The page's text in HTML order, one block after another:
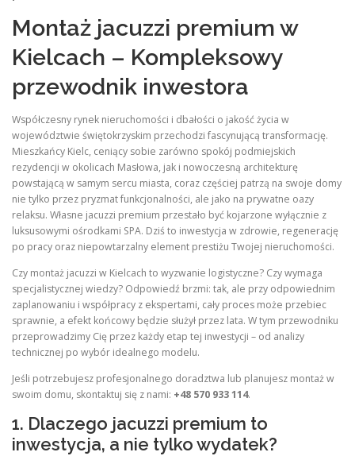
Montaż jacuzzi premium w
Kielcach – Kompleksowy
przewodnik inwestora
Współczesny rynek nieruchomości i dbałości o jakość życia w
województwie świętokrzyskim przechodzi fascynującą transformację.
Mieszkańcy Kielc, ceniący sobie zarówno spokój podmiejskich
rezydencji w okolicach Masłowa, jak i nowoczesną architekturę
powstającą w samym sercu miasta, coraz częściej patrzą na swoje domy
nie tylko przez pryzmat funkcjonalności, ale jako na prywatne oazy
relaksu. Własne jacuzzi premium przestało być kojarzone wyłącznie z
luksusowymi ośrodkami SPA. Dziś to inwestycja w zdrowie, regenerację
po pracy oraz niepowtarzalny element prestiżu Twojej nieruchomości.
Czy montaż jacuzzi w Kielcach to wyzwanie logistyczne? Czy wymaga
specjalistycznej wiedzy? Odpowiedź brzmi: tak, ale przy odpowiednim
zaplanowaniu i współpracy z ekspertami, cały proces może przebiec
sprawnie, a efekt końcowy będzie służył przez lata. W tym przewodniku
przeprowadzimy Cię przez każdy etap tej inwestycji – od analizy
technicznej po wybór idealnego modelu.
Jeśli potrzebujesz profesjonalnego doradztwa lub planujesz montaż w
swoim domu, skontaktuj się z nami: +48 570 933 114.
1. Dlaczego jacuzzi premium to
inwestycja, a nie tylko wydatek?